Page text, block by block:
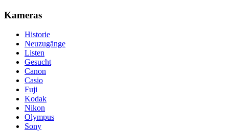
Kameras
Historie
Neuzugänge
Listen
Gesucht
Canon
Casio
Fuji
Kodak
Nikon
Olympus
Sony